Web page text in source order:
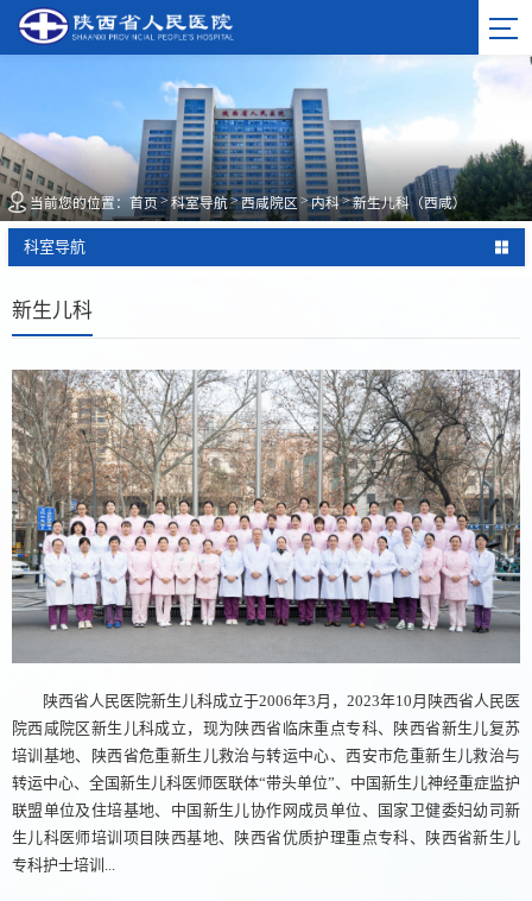
当前您的位置： 首页 > 科室导航>西咸院区 >内科 >新生儿科（西咸）
科室导航
新生儿科
陕西省人民医院新生儿科成立于2006年3月，2023年10月陕西省人民医
院西咸院区新生儿科成立，现为陕西省临床重点专科、陕西省新生儿复苏
培训基地、陕西省危重新生儿救治与转运中心、西安市危重新生儿救治与
转运中心、全国新生儿科医师医联体“带头单位”、中国新生儿神经重症监护
联盟单位及住培基地、中国新生儿协作网成员单位、国家卫健委妇幼司新
生儿科医师培训项目陕西基地、陕西省优质护理重点专科、陕西省新生儿
专科护士培训...